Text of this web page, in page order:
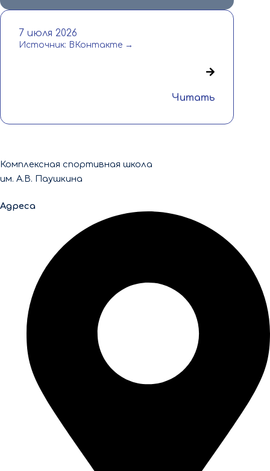
7 июля 2026
Источник: ВКонтакте →
Читать
Комплексная спортивная школа
им. А.В. Паушкина
Адреса